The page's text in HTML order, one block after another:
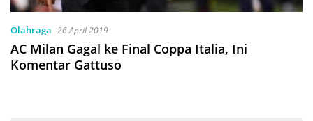
Olahraga 26 April 2019
AC Milan Gagal ke Final Coppa Italia, Ini
Komentar Gattuso